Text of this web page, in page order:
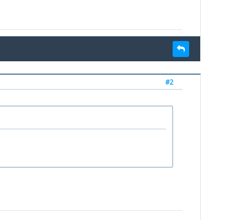
#2